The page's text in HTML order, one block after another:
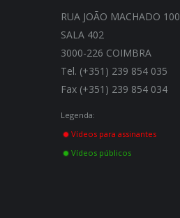
RUA JOÃO MACHADO 100
SALA 402
3000-226 COIMBRA
Tel. (+351) 239 854 035
Fax (+351) 239 854 034
Legenda:
Vídeos para assinantes
Vídeos públicos